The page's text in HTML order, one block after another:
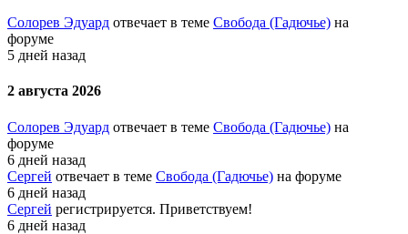
Солорев Эдуард отвечает в теме Свобода (Гадючье) на
форуме
5 дней назад
2 августа 2026
Солорев Эдуард отвечает в теме Свобода (Гадючье) на
форуме
6 дней назад
Сергей отвечает в теме Свобода (Гадючье) на форуме
6 дней назад
Сергей регистрируется. Приветствуем!
6 дней назад